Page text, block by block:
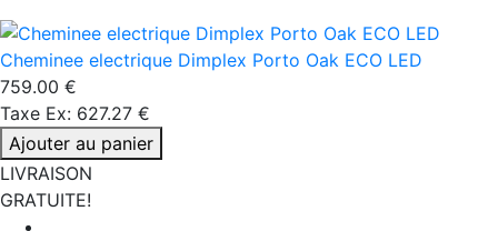
Cheminee electrique Dimplex Porto Oak ECO LED
759.00 €
Taxe Ex: 627.27 €
Ajouter au panier
LIVRAISON
GRATUITE!